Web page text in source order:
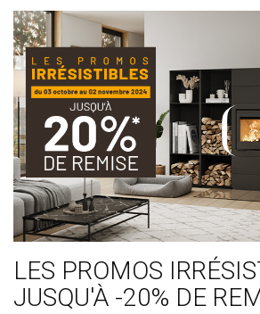
LES PROMOS
JUSQU'À -20% DE